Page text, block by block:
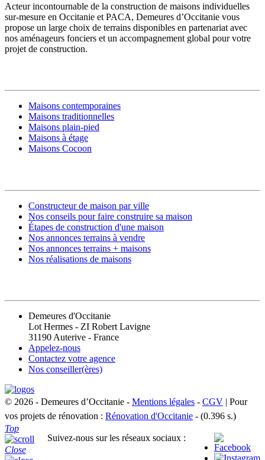
Acteur incontournable de la construction de maisons individuelles
sur-mesure en Occitanie et PACA, Demeures d’Occitanie vous
propose un large choix de terrains disponibles en partenariat avec
nos aménageurs fonciers et un accompagnement global pour votre
projet de construction.
Maisons contemporaines
Maisons traditionnelles
Maisons plain-pied
Maisons à étage
Maisons Cocoon
Constructeur de maison par ville
Nos conseils pour faire construire sa maison
Étapes de construction d'une maison
Nos annonces terrains à vendre
Nos annonces terrains + maisons
Nos réalisations de maisons
Demeures d'Occitanie
Lot Hermes - ZI Robert Lavigne
31190 Auterive - France
Appelez-nous
Contactez votre agence
Nos conseiller(ères)
© 2026 - Demeures d’Occitanie - Mentions légales - CGV | Pour
vos projets de rénovation : Rénovation d'Occitanie - (0.396 s.)
Suivez-nous sur les réseaux sociaux :
Top
Close